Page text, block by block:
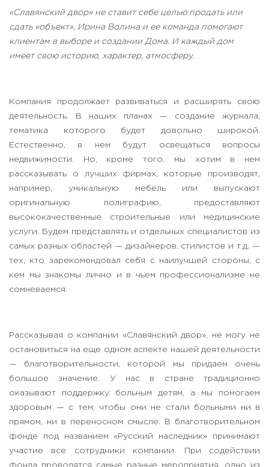
«Славянский двор» не ставит себе целью продать или
сдать «объект», Ирина Волина и ее команда помогают
клиентам в выборе и создании Дома. И каждый дом
имеет свою историю, характер, атмосферу.
Компания продолжает развиваться и расширять свою
деятельность. В наших планах — создание журнала,
тематика которого будет довольно широкой.
Естественно, в нем будут освещаться вопросы
недвижимости. Но, кроме того, мы хотим в нем
рассказывать о лучших фирмах, которые производят,
например, уникальную мебель или выпускают
оригинальную полиграфию, предоставляют
высококачественные строительные или медицинские
услуги. Будем представлять и отдельных специалистов из
самых разных областей — дизайнеров, стилистов и т.д. —
тех, кто зарекомендовал себя с наилучшей стороны, с
кем мы знакомы лично и в чьем профессионализме не
сомневаемся.
Рассказывая о компании «Славянский двор», не могу не
остановиться на еще одном аспекте нашей деятельности
— благотворительности, которой мы придаем очень
большое значение. У нас в стране традиционно
оказывают поддержку больным детям, а мы помогаем
здоровым — с тем, чтобы они не стали больными ни в
прямом, ни в переносном смысле. В благотворительном
фонде под названием «Русский наследник» принимают
участие все сотрудники компании. При содействии
фонда проводятся самые разные мероприятия, одно из